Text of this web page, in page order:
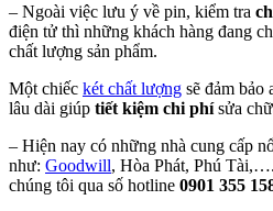
– Ngoài việc lưu ý về pin, kiểm tra
điện tử thì những khách hàng đang
chất lượng sản phẩm.
Một chiếc két chất lượng sẽ đảm bảo
lâu dài giúp tiết kiệm chi phísửa
– Hiện nay có những nhà cung cấp
như: Goodwill, Hòa Phát, Phú
chúng tôi qua số hotline 0901 355